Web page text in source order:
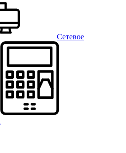
Сетевое